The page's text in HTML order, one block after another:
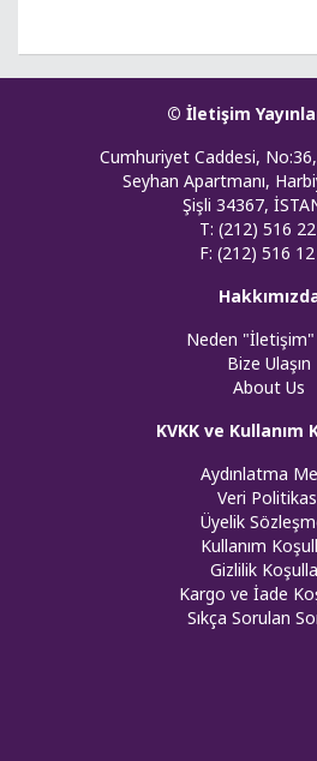
© İletişim
Cumhuriyet Caddesi,
Seyhan Apartmanı,
Şişli 34367,
T: (212) 516
F: (212) 516
Neden "İletişim"
Bize Ulaşın
About Us
KVKK ve Kullanım
Aydınlatma
Veri
Üyelik
Kullanım
Gizlilik
Kargo ve İade
Sıkça Sorulan